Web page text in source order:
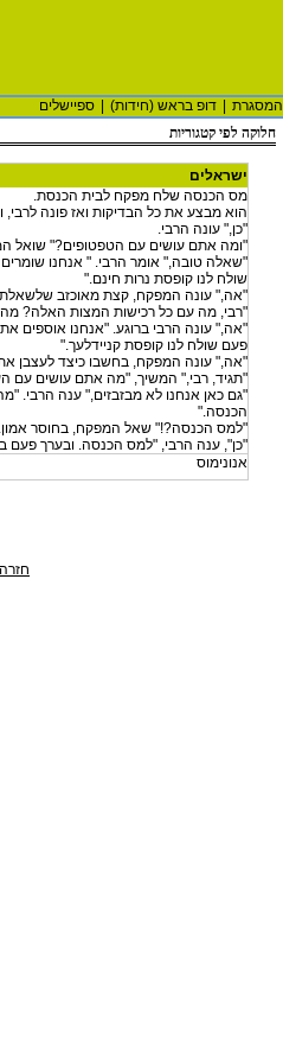
המסגרת דופ בראש (חידות) ספיישלים
חלוקה לפי קטגוריות
ישראלים
מס הכנסה שלח מפקח לבית הכנסת.
הוא מבצע את כל הבדיקות ואז פונה
"כן," עונה הרבי.
"ומה אתם עושים עם הטפטופים?" שואל
"שאלה טובה," אומר הרבי. " אנחנו
שולח לנו קופסת נרות חינם."
"אה," עונה המפקח, קצת מאוכזב
"רבי, מה עם כל רכישות המצות האלה?
"אה," עונה הרבי ברוגע. "אנחנו אוספים
פעם שולח לנו קופסת קניידלעך."
"אה," עונה המפקח, בחשבו כיצד לעצבן
"תגיד, רבי," המשיך, "מה אתם עושים עם
"גם כאן אנחנו לא מבזבזים," ענה הרבי.
הכנסה."
"למס הכנסה?!" שאל המפקח, בחוסר אמון.
"כן", ענה הרבי, "למס הכנסה. ובערך פעם
אנונימוס